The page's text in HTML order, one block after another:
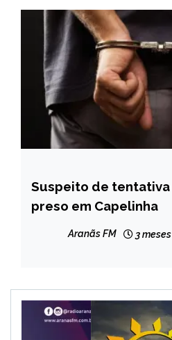
CAPELINHA
NOTÍCIAS
Suspeito de
preso em Capelinha
Aranãs FM 3